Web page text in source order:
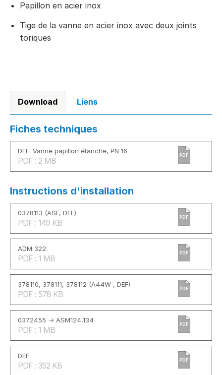
Papillon en acier inox
Tige de la vanne en acier inox avec deux joints
toriques
Download Liens
Fiches techniques
DEF: Vanne papillon étanche, PN 16
PDF : 2 MB
PDF
Instructions d'installation
0378113 (ASF, DEF)
PDF : 149 KB
PDF
ADM 322
PDF : 1 MB
PDF
378110, 378111, 378112 (A44W , DEF)
PDF : 578 KB
PDF
0372455 -> ASM124,134
PDF : 1 MB
PDF
DEF
PDF : 352 KB
PDF